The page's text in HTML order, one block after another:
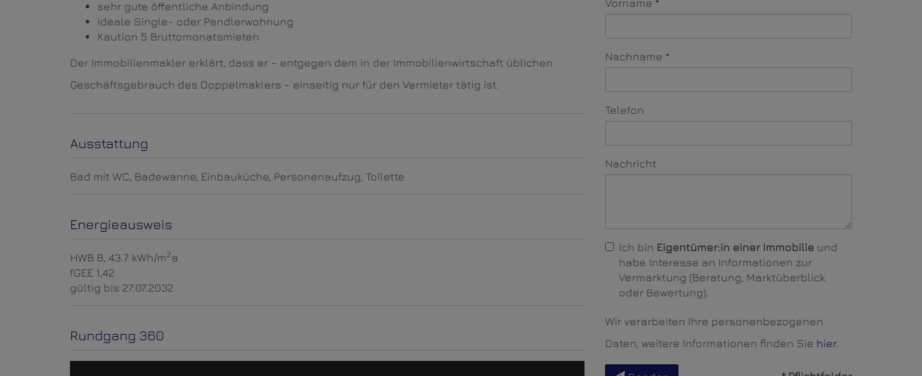
sehr gute öffentliche Anbindung
ideale Single- oder Pendlerwohnung
Kaution 5 Bruttomonatsmieten
Der Immobilienmakler erklärt, dass er – entgegen dem in der Immobilienwirtschaft üblichen
Geschäftsgebrauch des Doppelmaklers – einseitig nur für den Vermieter tätig ist.
Ausstattung
Bad mit WC Badewanne Einbauküche Personenaufzug Toilette
Energieausweis
HWB B, 43.7 kWh/m2a
fGEE 1,42
gültig bis 27.07.2032
Rundgang 360
Vorname
Nachname
Telefon
Nachricht
Ich bin Eigentümer:in einer Immobilie und
habe Interesse an Informationen zur
Vermarktung (Beratung, Marktüberblick
oder Bewertung).
Wir verarbeiten Ihre personenbezogenen
Daten, weitere Informationen finden Sie hier.